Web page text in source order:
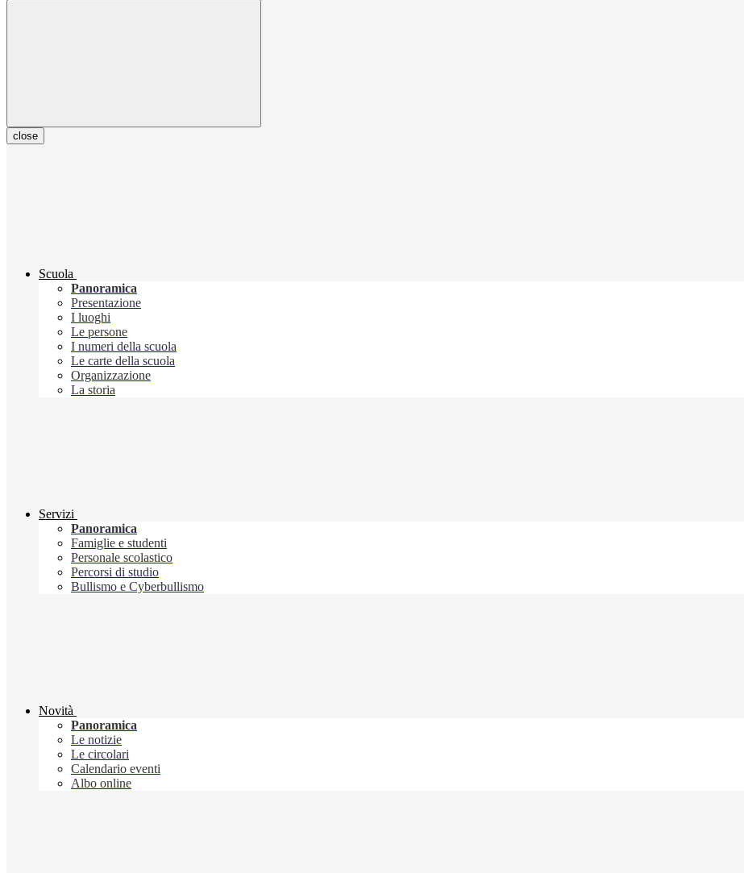
close
Scuola
Panoramica
Presentazione
I luoghi
Le persone
I numeri della scuola
Le carte della scuola
Organizzazione
La storia
Servizi
Panoramica
Famiglie e studenti
Personale scolastico
Percorsi di studio
Bullismo e Cyberbullismo
Novità
Panoramica
Le notizie
Le circolari
Calendario eventi
Albo online